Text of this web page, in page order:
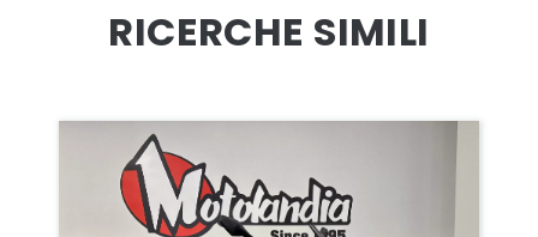
RICERCHE SIMILI